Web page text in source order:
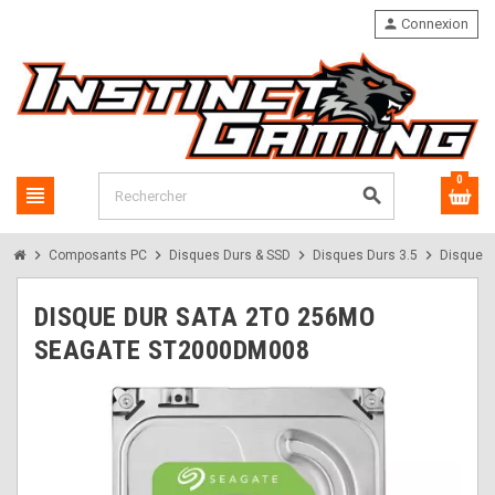
view_headline search
person Connexion
0
chevron_right Composants PC chevron_right Disques Durs & SSD chevron_right Disques Durs 3.5 chevron_right Disque
DISQUE DUR SATA 2TO 256MO
SEAGATE ST2000DM008